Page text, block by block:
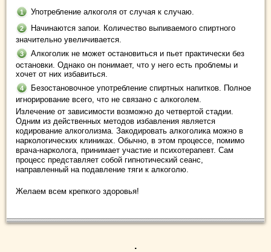
Употребление алкоголя от случая к случаю.
Начинаются запои. Количество выпиваемого спиртного
значительно увеличивается.
Алкоголик не может остановиться и пьет практически без
остановки. Однако он понимает, что у него есть проблемы и
хочет от них избавиться.
Безостановочное употребление спиртных напитков. Полное
игнорирование всего, что не связано с алкоголем.
Излечение от зависимости возможно до четвертой стадии.
Одним из действенных методов избавления является
кодирование алкоголизма. Закодировать алкоголика можно в
наркологических клиниках. Обычно, в этом процессе, помимо
врача-нарколога, принимает участие и психотерапевт. Сам
процесс представляет собой гипнотический сеанс,
направленный на подавление тяги к алкоголю.
Желаем всем крепкого здоровья!
.